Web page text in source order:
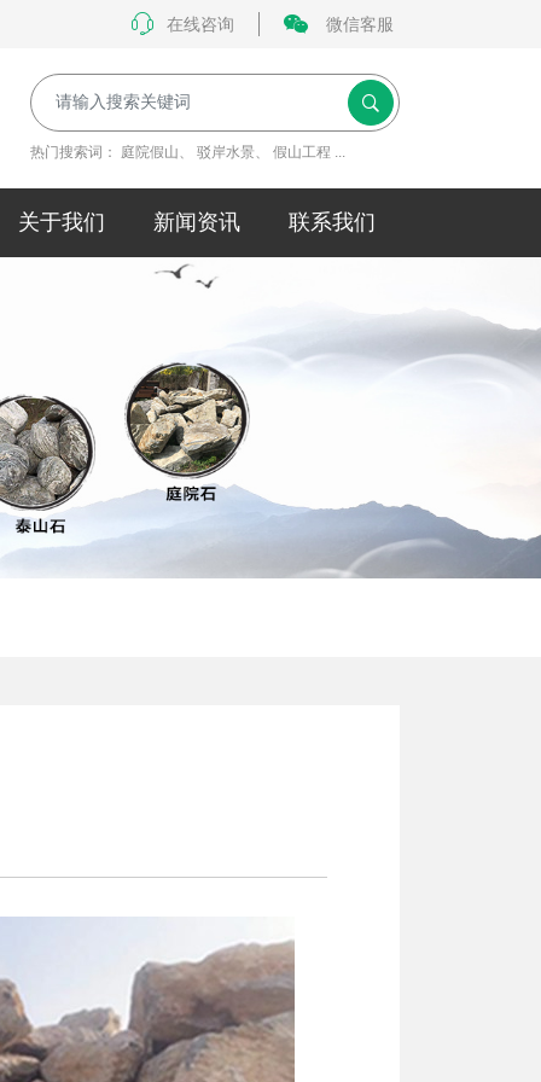
在线咨询 微信客服
热门搜索词： 庭院假山、 驳岸水景、 假山工程 ...
关于我们 新闻资讯 联系我们